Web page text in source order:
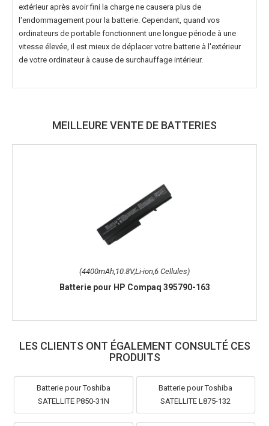
extérieur après avoir fini la charge ne causera plus de
l'endommagement pour la batterie. Cependant, quand vos
ordinateurs de portable fonctionnent une longue période à une
vitesse élevée, il est mieux de déplacer votre batterie à l'extérieur
de votre ordinateur à cause de surchauffage intérieur.
MEILLEURE VENTE DE BATTERIES
(4400mAh,10.8V,Li-ion,6 Cellules)
Batterie pour HP Compaq 395790-163
LES CLIENTS ONT ÉGALEMENT CONSULTÉ CES
PRODUITS
Batterie pour Toshiba
SATELLITE P850-31N
Batterie pour Toshiba
SATELLITE L875-132